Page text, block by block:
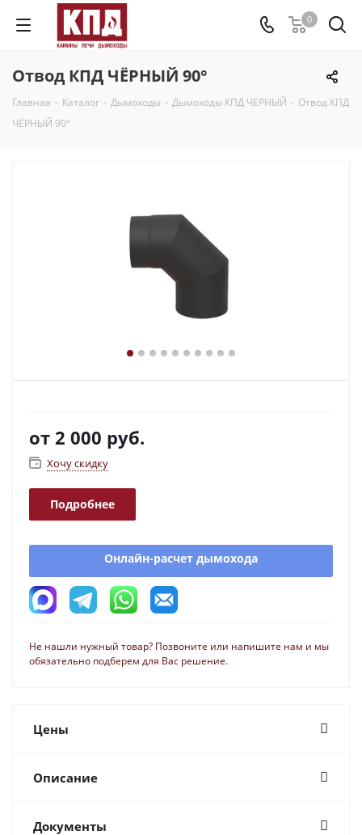
0
Отвод КПД ЧЁРНЫЙ 90°
Главная - Каталог - Дымоходы - Дымоходы КПД ЧЕРНЫЙ - Отвод КПД
ЧЁРНЫЙ 90°
от 2 000 руб.
Хочу скидку
Подробнее
Онлайн-расчет дымохода
Не нашли нужный товар? Позвоните или напишите нам и мы
обязательно подберем для Вас решение.
Цены
Описание
Документы